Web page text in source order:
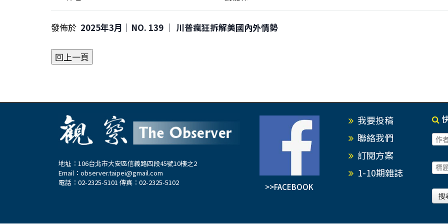
發佈於 2025年3月｜NO. 139 │ 川普瘋狂拆解美國內外情勢
地址：106台北市大安區信義路四段45號10樓之2
Email： observer.taipei@gmail.com
電話：02-2325-5101 傳真：02-2325-5102
>>FACEBOOK
我要投稿
聯絡我們
訂閱方案
1-10期雜誌